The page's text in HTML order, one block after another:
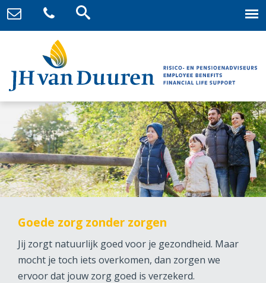
Goede zorg zonder zorgen
Jij zorgt natuurlijk goed voor je gezondheid. Maar
mocht je toch iets overkomen, dan zorgen we
ervoor dat jouw zorg goed is verzekerd.